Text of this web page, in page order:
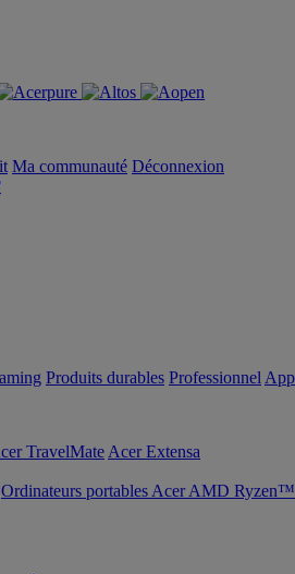
Ma communauté Déconnexion
Produits durables Professionnel
TravelMate Acer Extensa
Ordinateurs portables Acer AMD Ryzen™